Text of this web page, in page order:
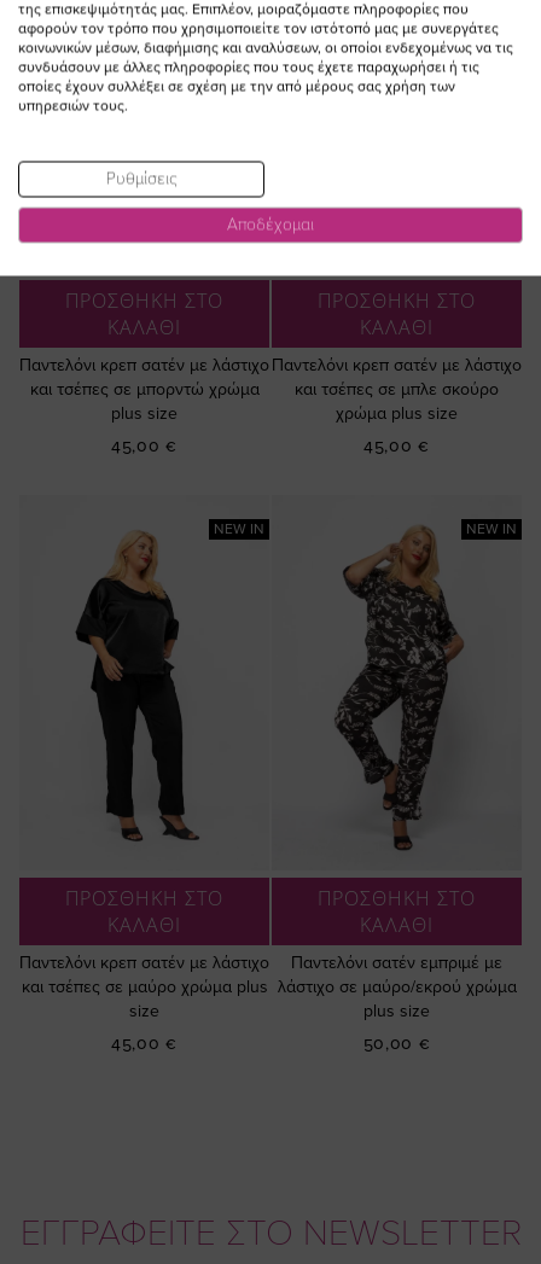
ΠΡΟΣΘΗΚΗ ΣΤΟ
ΚΑΛΑΘΙ
Παντελόνι κρεπ σατέν με λάστιχο
και τσέπες σε μπορντώ χρώμα
plus size
45,00 €
ΠΡΟΣΘΗΚΗ ΣΤΟ
ΚΑΛΑΘΙ
Παντελόνι κρεπ σατέν με λάστιχο
και τσέπες σε μπλε σκούρο
χρώμα plus size
45,00 €
NEW IN
ΠΡΟΣΘΗΚΗ ΣΤΟ
ΚΑΛΑΘΙ
Παντελόνι κρεπ σατέν με λάστιχο
και τσέπες σε μαύρο χρώμα plus
size
45,00 €
NEW IN
ΠΡΟΣΘΗΚΗ ΣΤΟ
ΚΑΛΑΘΙ
Παντελόνι σατέν εμπριμέ με
λάστιχο σε μαύρο/εκρού χρώμα
plus size
50,00 €
ΕΓΓΡΑΦΕΙΤΕ ΣΤΟ NEWSLETTER
της επισκεψιμότητάς μας. Επιπλέον, μοιραζόμαστε πληροφορίες που
αφορούν τον τρόπο που χρησιμοποιείτε τον ιστότοπό μας με συνεργάτες
κοινωνικών μέσων, διαφήμισης και αναλύσεων, οι οποίοι ενδεχομένως να τις
συνδυάσουν με άλλες πληροφορίες που τους έχετε παραχωρήσει ή τις
οποίες έχουν συλλέξει σε σχέση με την από μέρους σας χρήση των
υπηρεσιών τους.
Ρυθμίσεις
Αποδέχομαι